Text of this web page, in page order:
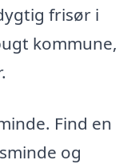
frisør i
kommune,
Find en
og